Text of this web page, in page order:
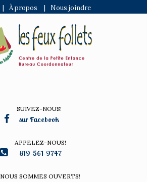
| À propos | Nous joindre
SUIVEZ-NOUS!
sur Facebook
APPELEZ-NOUS!
819-561-9747
NOUS SOMMES OUVERTS!